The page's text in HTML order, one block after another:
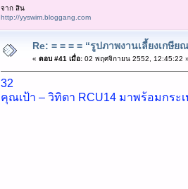
จาก สิน
http://yyswim.bloggang.com
Re: = = = = “รูปภาพงานเลี้ยงเกษี
« ตอบ #41 เมื่อ:02 พฤศจิกายน 2552, 12:45:22
32
คุณเป้า – วิทิตา RCU14 มาพร้อมกระ